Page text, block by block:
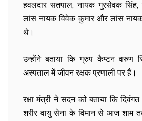
हवलदार सतपाल, नायक गुरसेवक सिंह,
लांस नायक विवेक कुमार और लांस नायक
थे।
उन्होंने बताया कि ग्रुप कैप्टन वरुण
अस्पताल में जीवन रक्षक प्रणाली पर हैं।
रक्षा मंत्री ने सदन को बताया कि दिवंगत
शरीर वायु सेना के विमान से आज शाम